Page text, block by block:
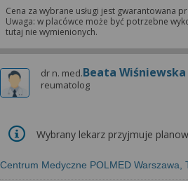
Cena za wybrane usługi jest gwarantowana
Uwaga: w placówce może być potrzebne
tutaj nie wymienionych.
dr n. med.Beata Wiśniewska
reumatolog
Centrum Medyczne POLMED Warszawa,
Wybrany lekarz przyjmuje